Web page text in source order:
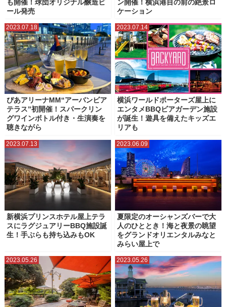
も開催！球団オリジナル醸造ビ
ール発売
ン開催！横浜港目の前の絶景ロ
ケーション
2023.07.18
ぴあアリーナMM“アーバンビア
テラス”初開催！スパークリン
グワインボトル付き・生演奏を
聴きながら
2023.07.14
横浜ワールドポーターズ屋上に
エンタメBBQビアガーデン施設
が誕生！遊具を備えたキッズエ
リアも
2023.07.13
新横浜プリンスホテル屋上テラ
スにラグジュアリーBBQ施設誕
生！手ぶらも持ち込みもOK
2023.06.09
夏限定のオーシャンズバーで大
人のひととき！海と夜景の眺望
をグランドオリエンタルみなと
みらい屋上で
2023.05.26 2023.05.26